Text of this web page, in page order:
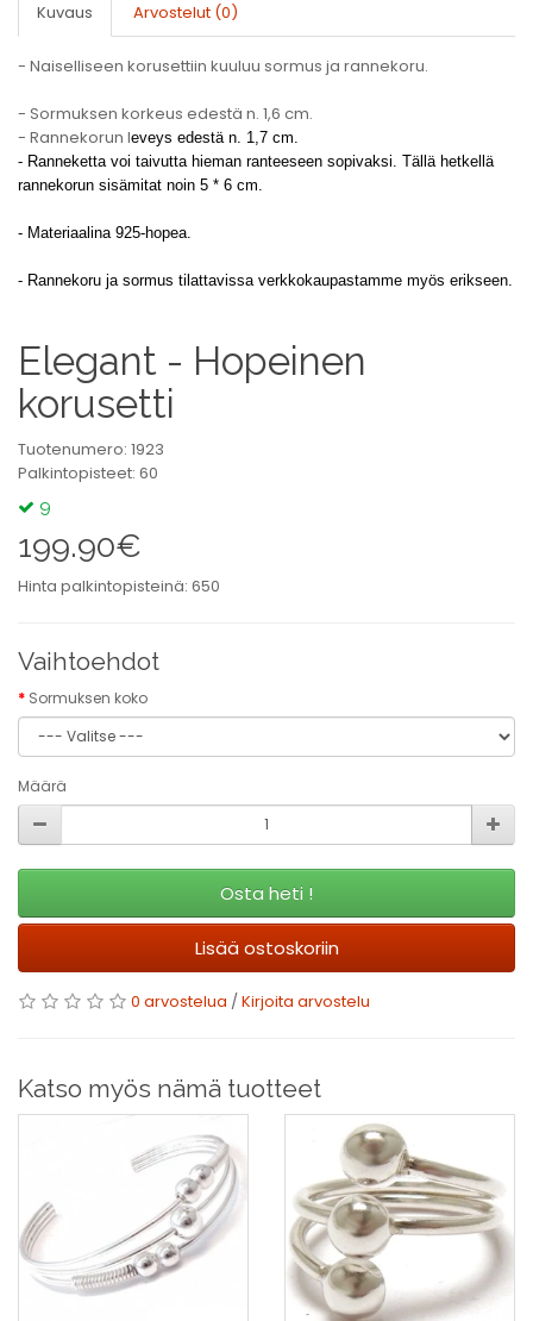
Kuvaus Arvostelut (0)
- Naiselliseen korusettiin kuuluu sormus ja rannekoru.
- Sormuksen korkeus edestä n. 1,6 cm.
- Rannekorun leveys edestä n. 1,7 cm.
- Ranneketta voi taivutta hieman ranteeseen sopivaksi. Tällä hetkellä
rannekorun sisämitat noin 5 * 6 cm.
- Materiaalina 925-hopea.
- Rannekoru ja sormus tilattavissa verkkokaupastamme myös erikseen.
Elegant - Hopeinen
korusetti
Tuotenumero: 1923
Palkintopisteet: 60
9
199.90€
Hinta palkintopisteinä: 650
Vaihtoehdot
Sormuksen koko
Määrä
Osta heti !
Lisää ostoskoriin
0 arvostelua /Kirjoita arvostelu
Katso myös nämä tuotteet